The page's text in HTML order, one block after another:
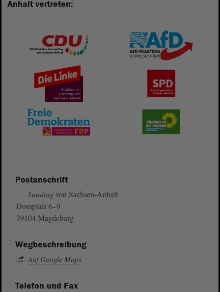
Anhalt vertreten:
Postanschrift
Landtag von Sachsen-Anhalt
Domplatz 6–9
39104 Magdeburg
Wegbeschreibung
Auf Google Maps
Telefon und Fax